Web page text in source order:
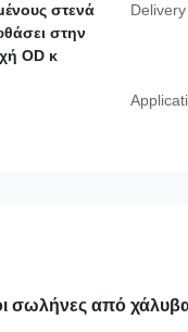
στενά
στην
OD κ
σωλήνες από